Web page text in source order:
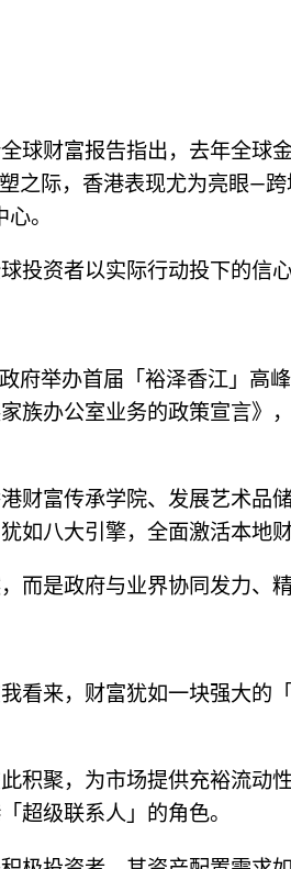
球财富报告指出，去年全球
之际，香港表现尤为亮眼—
。
投资者以实际行动投下的信心
举办首届「裕泽香江」高
族办公室业务的政策宣言》
财富传承学院、发展艺术品
如八大引擎，全面激活本地财
是政府与业界协同发力、
看来，财富犹如一块强大的
积聚，为市场提供充裕流动
超级联系人」的角色。